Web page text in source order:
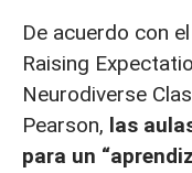
De acuerdo con
Raising
Neurodiverse
Pearson, las
para un